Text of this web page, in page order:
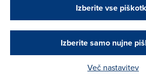
Podarjamo vam 10 €!
Obstoječi in novi AMZS
opravili registracijo vozila,
vrednostno darilno kartico
Kako do darila?
Pri spletni včlanitvi so podprta naslednja plačilna
Izberite vse
Izberite samo nujne
Več nastavitev